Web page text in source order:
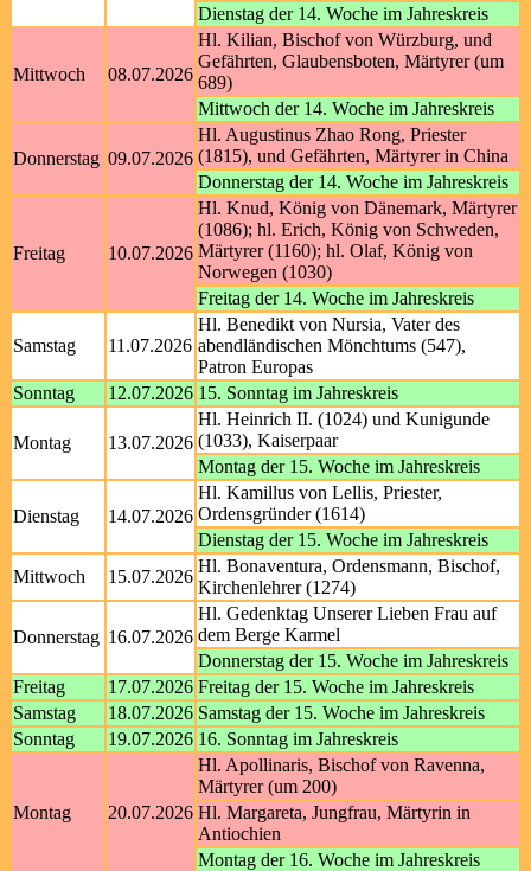
Dienstag der 14. Woche im Jahreskreis
Mittwoch 08.07.2026
Hl. Kilian, Bischof von Würzburg, und
Gefährten, Glaubensboten, Märtyrer (um
689)
Mittwoch der 14. Woche im Jahreskreis
Donnerstag 09.07.2026
Hl. Augustinus Zhao Rong, Priester
(1815), und Gefährten, Märtyrer in China
Donnerstag der 14. Woche im Jahreskreis
Freitag 10.07.2026
Hl. Knud, König von Dänemark, Märtyrer
(1086); hl. Erich, König von Schweden,
Märtyrer (1160); hl. Olaf, König von
Norwegen (1030)
Freitag der 14. Woche im Jahreskreis
Samstag 11.07.2026
Hl. Benedikt von Nursia, Vater des
abendländischen Mönchtums (547),
Patron Europas
Sonntag
12.07.2026 15. Sonntag im Jahreskreis
Montag 13.07.2026
Hl. Heinrich II. (1024) und Kunigunde
(1033), Kaiserpaar
Montag der 15. Woche im Jahreskreis
Dienstag 14.07.2026
Hl. Kamillus von Lellis, Priester,
Ordensgründer (1614)
Dienstag der 15. Woche im Jahreskreis
Mittwoch
15.07.2026
Hl. Bonaventura, Ordensmann, Bischof,
Kirchenlehrer (1274)
Donnerstag 16.07.2026
Hl. Gedenktag Unserer Lieben Frau auf
dem Berge Karmel
Donnerstag der 15. Woche im Jahreskreis
Freitag
17.07.2026 Freitag der 15. Woche im Jahreskreis
Samstag
18.07.2026 Samstag der 15. Woche im Jahreskreis
Sonntag
19.07.2026 16. Sonntag im Jahreskreis
Montag 20.07.2026
Hl. Apollinaris, Bischof von Ravenna,
Märtyrer (um 200)
Hl. Margareta, Jungfrau, Märtyrin in
Antiochien
Montag der 16. Woche im Jahreskreis